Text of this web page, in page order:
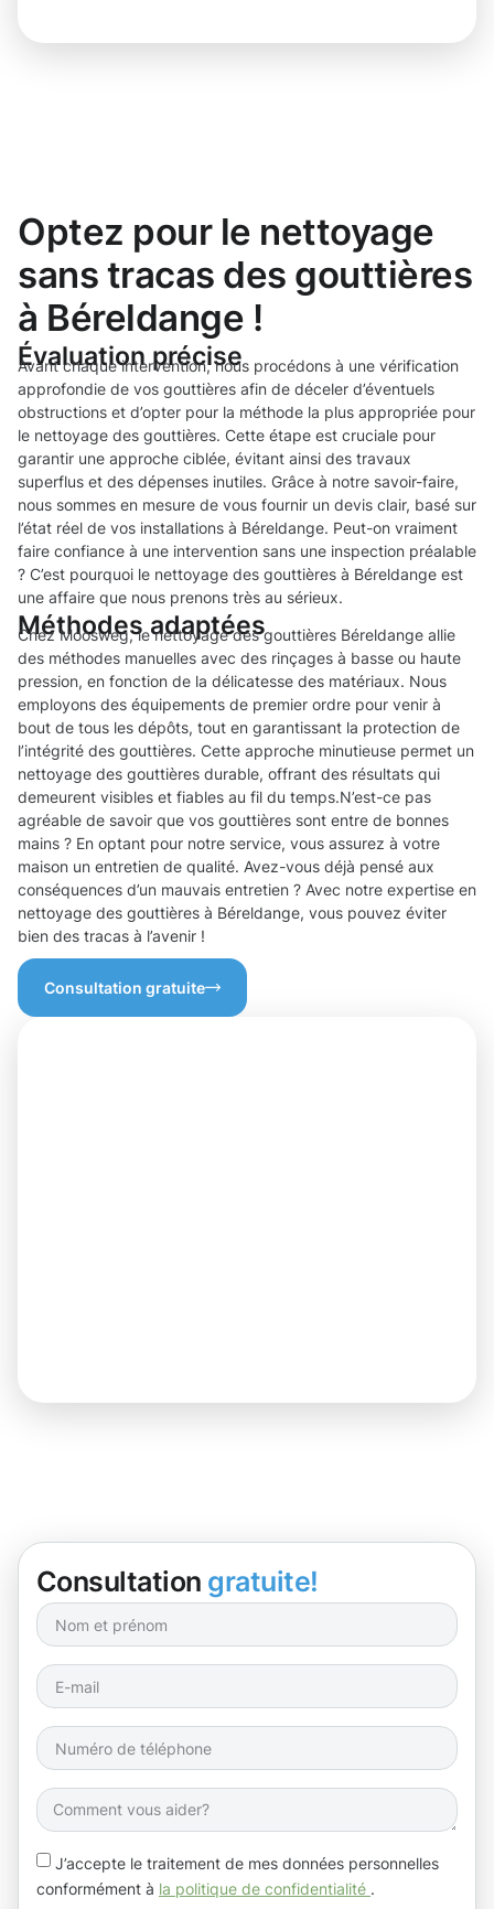
Optez pour le nettoyage
sans tracas des gouttières
à Béreldange !
Évaluation précise
Avant chaque intervention, nous procédons à une vérification
approfondie de vos gouttières afin de déceler d’éventuels
obstructions et d’opter pour la méthode la plus appropriée pour
le nettoyage des gouttières. Cette étape est cruciale pour
garantir une approche ciblée, évitant ainsi des travaux
superflus et des dépenses inutiles. Grâce à notre savoir-faire,
nous sommes en mesure de vous fournir un devis clair, basé sur
l’état réel de vos installations à Béreldange. Peut-on vraiment
faire confiance à une intervention sans une inspection préalable
? C’est pourquoi le nettoyage des gouttières à Béreldange est
une affaire que nous prenons très au sérieux.
Méthodes adaptées
Chez Moosweg, le nettoyage des gouttières Béreldange allie
des méthodes manuelles avec des rinçages à basse ou haute
pression, en fonction de la délicatesse des matériaux. Nous
employons des équipements de premier ordre pour venir à
bout de tous les dépôts, tout en garantissant la protection de
l’intégrité des gouttières. Cette approche minutieuse permet un
nettoyage des gouttières durable, offrant des résultats qui
demeurent visibles et fiables au fil du temps.N’est-ce pas
agréable de savoir que vos gouttières sont entre de bonnes
mains ? En optant pour notre service, vous assurez à votre
maison un entretien de qualité. Avez-vous déjà pensé aux
conséquences d’un mauvais entretien ? Avec notre expertise en
nettoyage des gouttières à Béreldange, vous pouvez éviter
bien des tracas à l’avenir !
Consultation gratuite
Consultation gratuite!
J’accepte le traitement de mes données personnelles
conformément à la politique de confidentialité .